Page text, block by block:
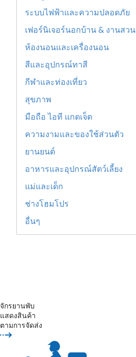
ระบบไฟฟ้าและความปลอดภัย
เฟอร์นิเจอร์นอกบ้าน & งานสวน
ห้องนอนและเครื่องนอน
สีและอุปกรณ์ทาสี
กีฬาและท่องเที่ยว
สุขภาพ
มือถือ ไอที แกดเจ็ต
ความงามและของใช้ส่วนตัว
ยานยนต์
อาหารและอุปกรณ์สัตว์เลี้ยง
แม่และเด็ก
ช่างโฮมโปร
อื่นๆ
จักรยานพับ
แสดงสินค้า
ตามการจัดส่ง